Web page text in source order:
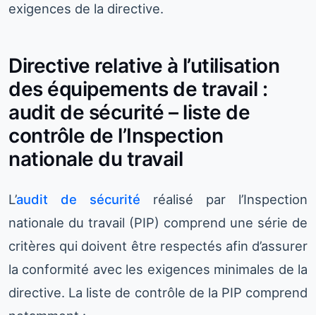
exigences de la directive.
Directive relative à l’utilisation
des équipements de travail :
audit de sécurité – liste de
contrôle de l’Inspection
nationale du travail
L’audit de sécurité réalisé par l’Inspection
nationale du travail (PIP) comprend une série de
critères qui doivent être respectés afin d’assurer
la conformité avec les exigences minimales de la
directive. La liste de contrôle de la PIP comprend